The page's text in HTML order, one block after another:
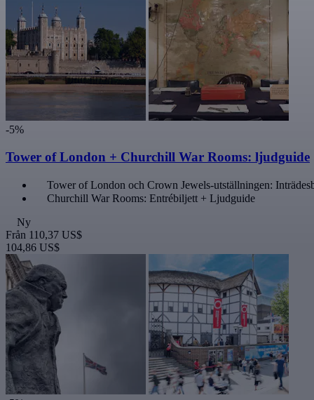
-5%
Tower of London + Churchill War Rooms: ljudguide
Tower of London och Crown Jewels-utställningen:
Churchill War Rooms: Entrébiljett + Ljudguide
Ny
Från 110,37 US$
104,86 US$